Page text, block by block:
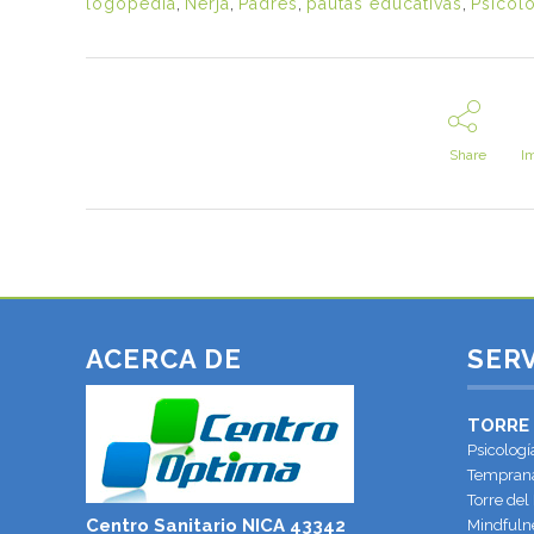
Share
ACERCA DE
Centro Sanitario NICA 43342
Torre del